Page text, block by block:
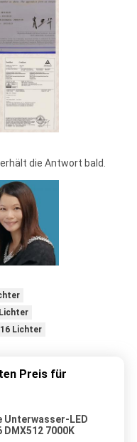
die Antwort bald.
Lichter
Preis für
Unterwasser-LED
DMX512 7000K